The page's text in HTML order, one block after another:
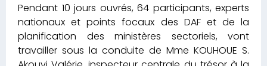
Pendant 10 jours ouvrés, 64 participants, experts
nationaux et points focaux des DAF et de la
planification des ministères sectoriels, vont
travailler sous la conduite de Mme KOUHOUE S.